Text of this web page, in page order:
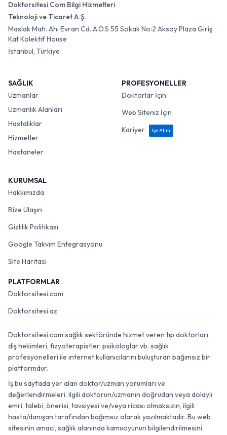
Doktorsitesi Com Bilgi Hizmetleri
Teknoloji ve Ticaret A.Ş.
Maslak Mah. Ahi Evran Cd. A.O.S 55 Sokak No:2 Aksoy Plaza Giriş
Kat Kolektif House
İstanbul, Türkiye
SAĞLIK
Uzmanlar
Uzmanlık Alanları
Hastalıklar
Hizmetler
Hastaneler
PROFESYONELLER
Doktorlar İçin
Web Siteniz İçin
Kariyer
İşe Alım
KURUMSAL
Hakkımızda
Bize Ulaşın
Gizlilik Politikası
Google Takvim Entegrasyonu
Site Haritası
PLATFORMLAR
Doktorsitesi.com
Doktorsitesi.az
Doktorsitesi.com sağlık sektöründe hizmet veren tıp doktorları,
diş hekimleri, fizyoterapistler, psikologlar vb. sağlık
profesyonelleri ile internet kullanıcılarını buluşturan bağımsız bir
platformdur.
İş bu sayfada yer alan doktor/uzman yorumları ve
değerlendirmeleri, ilgili doktorun/uzmanın doğrudan veya dolaylı
emri, talebi, önerisi, tavsiyesi ve/veya ricası olmaksızın, ilgili
hasta/danışan tarafından bağımsız olarak yazılmaktadır. Bu web
sitesinin amacı, sağlık alanında kamuoyunun bilgilendirilmesini